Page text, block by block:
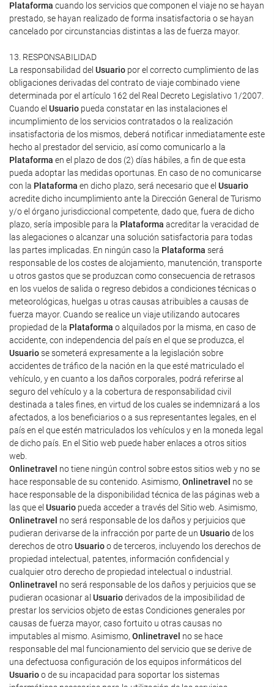
Plataforma cuando los servicios que componen el viaje no se hayan
prestado, se hayan realizado de forma insatisfactoria o se hayan
cancelado por circunstancias distintas a las de fuerza mayor.
13. RESPONSABILIDAD
La responsabilidad del Usuario por el correcto cumplimiento de las
obligaciones derivadas del contrato de viaje combinado viene
determinada por el artículo 162 del Real Decreto Legislativo 1/2007.
Cuando el Usuario pueda constatar en las instalaciones el
incumplimiento de los servicios contratados o la realización
insatisfactoria de los mismos, deberá notificar inmediatamente este
hecho al prestador del servicio, así como comunicarlo a la
Plataforma en el plazo de dos (2) días hábiles, a fin de que esta
pueda adoptar las medidas oportunas. En caso de no comunicarse
con la Plataforma en dicho plazo, será necesario que el Usuario
acredite dicho incumplimiento ante la Dirección General de Turismo
y/o el órgano jurisdiccional competente, dado que, fuera de dicho
plazo, sería imposible para la Plataforma acreditar la veracidad de
las alegaciones o alcanzar una solución satisfactoria para todas
las partes implicadas. En ningún caso la Plataforma será
responsable de los costes de alojamiento, manutención, transporte
u otros gastos que se produzcan como consecuencia de retrasos
en los vuelos de salida o regreso debidos a condiciones técnicas o
meteorológicas, huelgas u otras causas atribuibles a causas de
fuerza mayor. Cuando se realice un viaje utilizando autocares
propiedad de la Plataforma o alquilados por la misma, en caso de
accidente, con independencia del país en el que se produzca, el
Usuariose someterá expresamente a la legislación sobre
accidentes de tráfico de la nación en la que esté matriculado el
vehículo, y en cuanto a los daños corporales, podrá referirse al
seguro del vehículo y a la cobertura de responsabilidad civil
destinada a tales fines, en virtud de los cuales se indemnizará a los
afectados, a los beneficiarios o a sus representantes legales, en el
país en el que estén matriculados los vehículos y en la moneda legal
de dicho país. En el Sitio web puede haber enlaces a otros sitios
web.
Onlinetravel no tiene ningún control sobre estos sitios web y no se
hace responsable de su contenido. Asimismo, Onlinetravel no se
hace responsable de la disponibilidad técnica de las páginas web a
las que el Usuario pueda acceder a través del Sitio web. Asimismo,
Onlinetravel no será responsable de los daños y perjuicios que
pudieran derivarse de la infracción por parte de un Usuariode los
derechos de otroUsuarioo de terceros, incluyendo los derechos de
propiedad intelectual, patentes, información confidencial y
cualquier otro derecho de propiedad intelectual o industrial.
Onlinetravel no será responsable de los daños y perjuicios que se
pudieran ocasionar al Usuarioderivados de la imposibilidad de
prestar los servicios objeto de estas Condiciones generales por
causas de fuerza mayor, caso fortuito u otras causas no
imputables al mismo. Asimismo, Onlinetravel no se hace
responsable del mal funcionamiento del servicio que se derive de
una defectuosa configuración de los equipos informáticos del
Usuarioo de su incapacidad para soportar los sistemas